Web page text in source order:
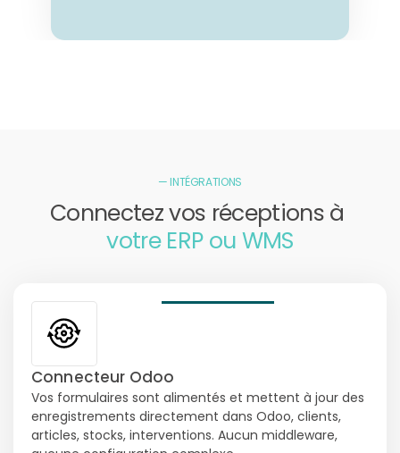
— INTÉGRATIONS
Connectez vos réceptions à
votre ERP ou WMS
Connecteur Odoo
Vos formulaires sont alimentés et mettent à jour des
enregistrements directement dans Odoo, clients,
articles, stocks, interventions. Aucun middleware,